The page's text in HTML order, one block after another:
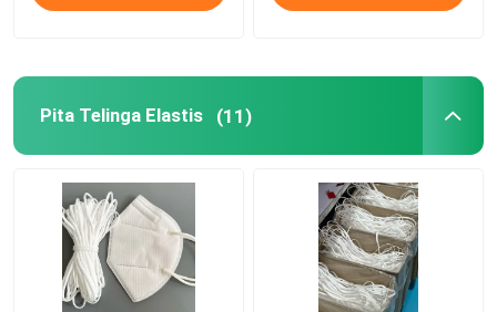
Pita Telinga Elastis (11)